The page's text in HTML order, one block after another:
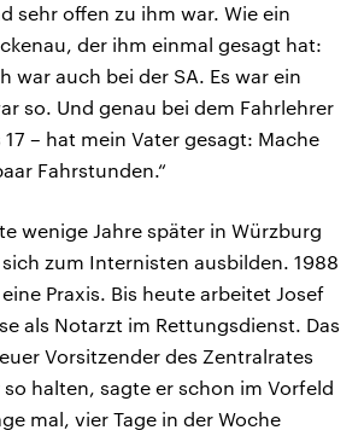
sehr offen zu ihm war. Wie ein
der ihm einmal gesagt hat:
war auch bei der SA. Es war ein
so. Und genau bei dem Fahrlehrer
– hat mein Vater gesagt: Mache
Fahrstunden.“
wenige Jahre später in Würzburg
zum Internisten ausbilden. 1988
Praxis. Bis heute arbeitet Josef
als Notarzt im Rettungsdienst. Das
Vorsitzender des Zentralrates
halten, sagte er schon im Vorfeld
mal, vier Tage in der Woche